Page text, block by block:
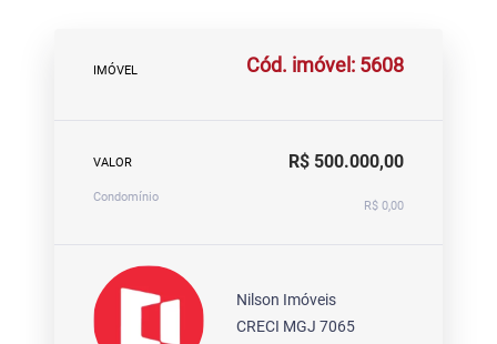
IMÓVEL Cód. imóvel: 5608
VALOR R$ 500.000,00
Condomínio
R$ 0,00
Nilson Imóveis
CRECI MGJ 7065